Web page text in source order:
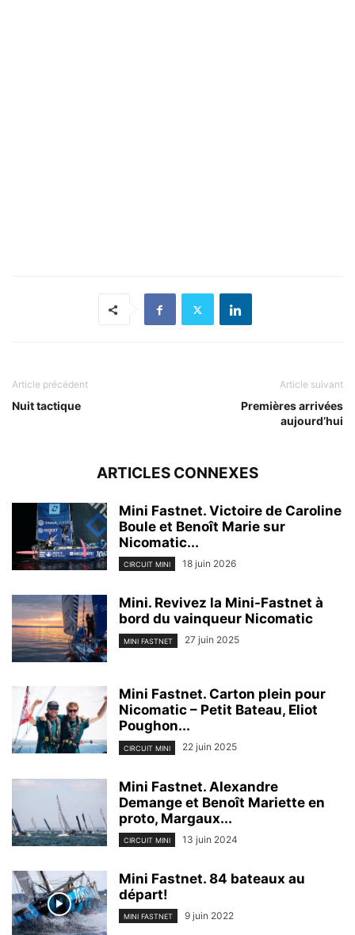
Article précédent
Nuit tactique
Article suivant
Premières arrivées
aujourd’hui
ARTICLES CONNEXES
Mini Fastnet. Victoire de Caroline
Boule et Benoît Marie sur
Nicomatic...
CIRCUIT MINI 18 juin 2026
Mini. Revivez la Mini-Fastnet à
bord du vainqueur Nicomatic
MINI FASTNET 27 juin 2025
Mini Fastnet. Carton plein pour
Nicomatic – Petit Bateau, Eliot
Poughon...
CIRCUIT MINI 22 juin 2025
Mini Fastnet. Alexandre
Demange et Benoît Mariette en
proto, Margaux...
CIRCUIT MINI 13 juin 2024
Mini Fastnet. 84 bateaux au
départ!
MINI FASTNET 9 juin 2022